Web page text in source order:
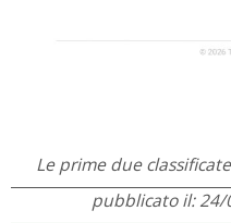
Le prime due
pubblicato il: